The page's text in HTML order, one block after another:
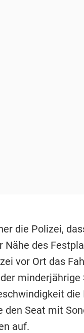
die Polizei,
des
vor Ort das
minderjährige
die
Seat mit
auf.